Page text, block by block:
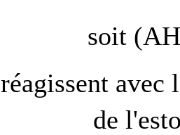
soit
réagissent avec
de